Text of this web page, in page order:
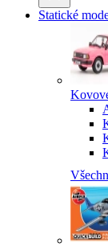
Statické